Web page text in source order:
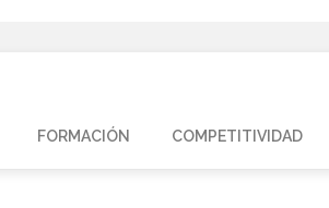
FORMACIÓN COMPETITIVIDAD